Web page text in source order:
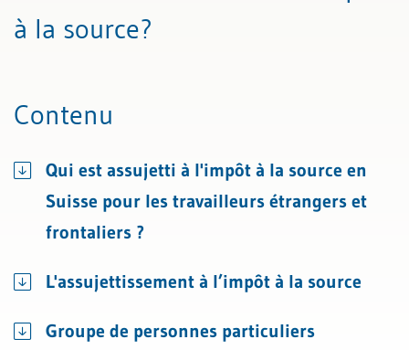
à la source?
Contenu
Qui est assujetti à l'impôt à la source en
Suisse pour les travailleurs étrangers et
frontaliers ?
L'assujettissement à l’impôt à la source
Groupe de personnes particuliers